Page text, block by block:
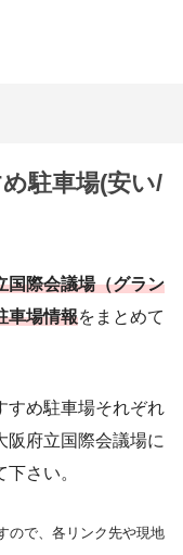
駐車場(安い/
国際会議場（グラン
車場情報をまとめて
すめ駐車場それぞれ
阪府立国際会議場に
さい。
ので、各リンク先や現地